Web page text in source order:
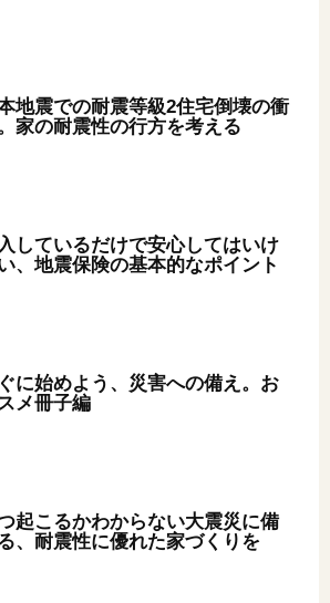
地震での耐震等級2住宅倒壊の衝
家の耐震性の行方を考える
しているだけで安心してはいけ
、地震保険の基本的なポイント
に始めよう、災害への備え。お
メ冊子編
起こるかわからない大震災に備
、耐震性に優れた家づくりを